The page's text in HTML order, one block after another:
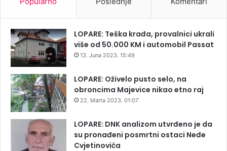
LOPARE: Teška krađa, provalnici ukrali
više od 50.000 KM i automobil Passat
13. Juna 2023. 15:49
LOPARE: Oživelo pusto selo, na
obroncima Majevice nikao etno raj
22. Marta 2023. 01:07
LOPARE: DNK analizom utvrđeno je da
su pronađeni posmrtni ostaci Neđe
Cvjetinovića